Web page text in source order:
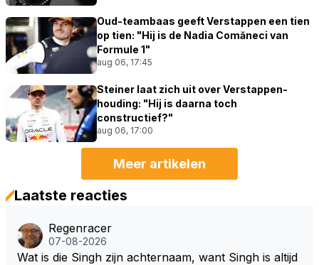
Oud-teambaas geeft Verstappen een tien
op tien: "Hij is de Nadia Comăneci van
Formule 1"
aug 06, 17:45
Steiner laat zich uit over Verstappen-
houding: "Hij is daarna toch
constructief?"
aug 06, 17:00
Meer artikelen
Laatste reacties
Regenracer
07-08-2026
Wat is die Singh zijn achternaam, want Singh is altijd